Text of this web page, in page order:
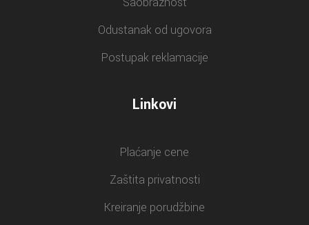
Odustanak od ugovora
Postupak reklamacije
Linkovi
Plaćanje cene
Zaštita privatnosti
Kreiranje porudžbine